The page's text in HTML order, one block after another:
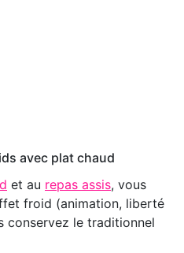
avec plat chaud
et au repas assis, vous
froid (animation, liberté
conservez le traditionnel